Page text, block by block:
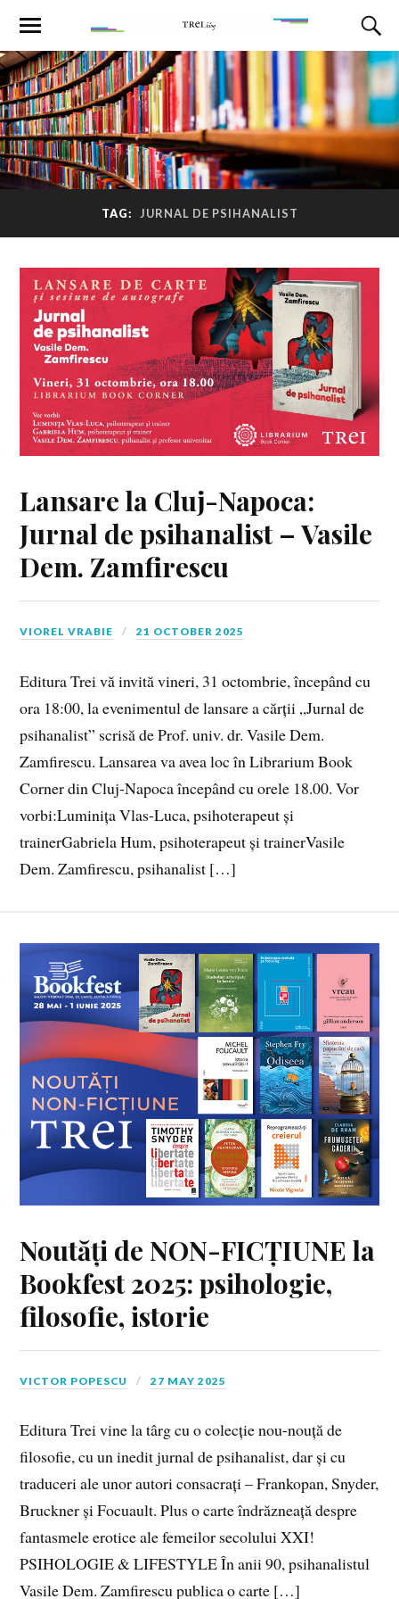
TAG: JURNAL DE PSIHANALIST
Lansare la Cluj-Napoca:
Jurnal de psihanalist – Vasile
Dem. Zamfirescu
VIOREL VRABIE 21 OCTOBER 2025
Editura Trei vă invită vineri, 31 octombrie, începând cu
ora 18:00, la evenimentul de lansare a cărții „Jurnal de
psihanalist” scrisă de Prof. univ. dr. Vasile Dem.
Zamfirescu. Lansarea va avea loc în Librarium Book
Corner din Cluj-Napoca începând cu orele 18.00. Vor
vorbi:Luminița Vlas-Luca, psihoterapeut și
trainerGabriela Hum, psihoterapeut și trainerVasile
Dem. Zamfirescu, psihanalist […]
Noutăți de NON-FICȚIUNE la
Bookfest 2025: psihologie,
filosofie, istorie
VICTOR POPESCU 27 MAY 2025
Editura Trei vine la târg cu o colecție nou-nouță de
filosofie, cu un inedit jurnal de psihanalist, dar și cu
traduceri ale unor autori consacrați – Frankopan, Snyder,
Bruckner și Focuault. Plus o carte îndrăzneață despre
fantasmele erotice ale femeilor secolului XXI!
PSIHOLOGIE & LIFESTYLE În anii 90, psihanalistul
Vasile Dem. Zamfirescu publica o carte […]